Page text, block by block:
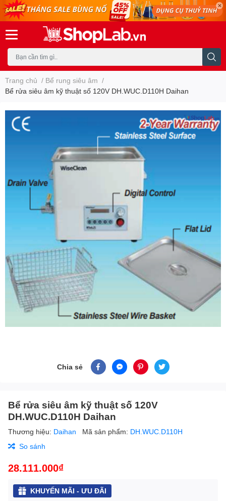
Trang chủ / Bể rung siêu âm /
Bể rửa siêu âm kỹ thuật số 120V DH.WUC.D110H Daihan
Chia sẻ
Bể rửa siêu âm kỹ thuật số 120V
DH.WUC.D110H Daihan
Thương hiệu: Daihan Mã sản phẩm: DH.WUC.D110H
So sánh
28.111.000₫
KHUYẾN MÃI - ƯU ĐÃI